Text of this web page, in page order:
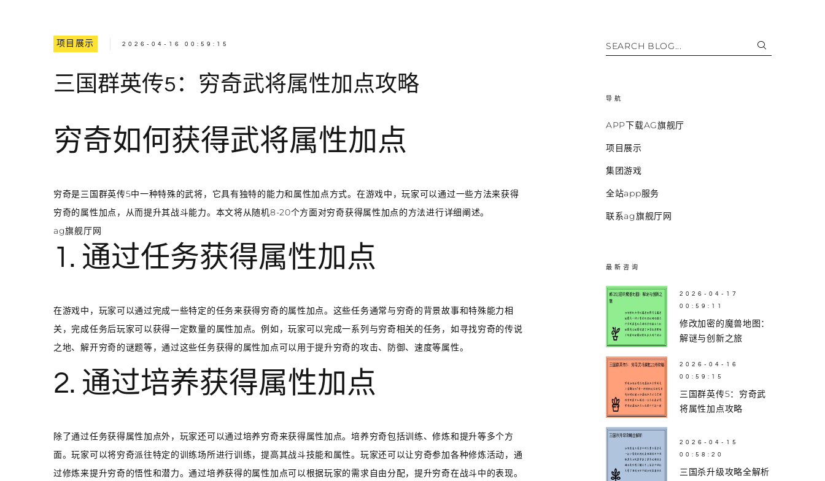
项目展示 2026-04-16 00:59:15
三国群英传5：穷奇武将属性加点攻略
穷奇如何获得武将属性加点
穷奇是三国群英传5中一种特殊的武将，它具有独特的能力和属性加点方式。在游戏中，玩家可以通过一些方法来获得
穷奇的属性加点，从而提升其战斗能力。本文将从随机8-20个方面对穷奇获得属性加点的方法进行详细阐述。
ag旗舰厅网
1. 通过任务获得属性加点
在游戏中，玩家可以通过完成一些特定的任务来获得穷奇的属性加点。这些任务通常与穷奇的背景故事和特殊能力相
关，完成任务后玩家可以获得一定数量的属性加点。例如，玩家可以完成一系列与穷奇相关的任务，如寻找穷奇的传说
之地、解开穷奇的谜题等，通过这些任务获得的属性加点可以用于提升穷奇的攻击、防御、速度等属性。
2. 通过培养获得属性加点
除了通过任务获得属性加点外，玩家还可以通过培养穷奇来获得属性加点。培养穷奇包括训练、修炼和提升等多个方
面。玩家可以将穷奇派往特定的训练场所进行训练，提高其战斗技能和属性。玩家还可以让穷奇参加各种修炼活动，通
过修炼来提升穷奇的悟性和潜力。通过培养获得的属性加点可以根据玩家的需求自由分配，提升穷奇在战斗中的表现。
SEARCH BLOG...
导航
APP下载AG旗舰厅
项目展示
集团游戏
全站app服务
联系ag旗舰厅网
最新咨询
2026-04-17
00:59:11
修改加密的魔兽地图：
解谜与创新之旅
2026-04-16
00:59:15
三国群英传5：穷奇武
将属性加点攻略
2026-04-15
00:58:20
三国杀升级攻略全解析